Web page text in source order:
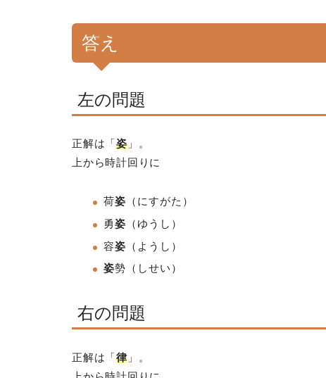
答え
左の問題
正解は「姿」。
上から時計回りに
荷姿 （にすがた）
勇姿 （ゆうし）
容姿 （ようし）
姿勢 （しせい）
右の問題
正解は「律」。